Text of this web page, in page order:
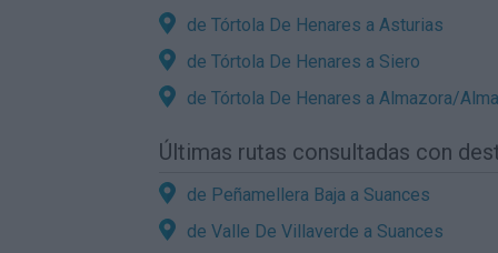
de Tórtola De Henares a Asturias
de Tórtola De Henares a Siero
de Tórtola De Henares a Almazora/
Últimas rutas consultadas con
de Peñamellera Baja a Suances
de Valle De Villaverde a Suances